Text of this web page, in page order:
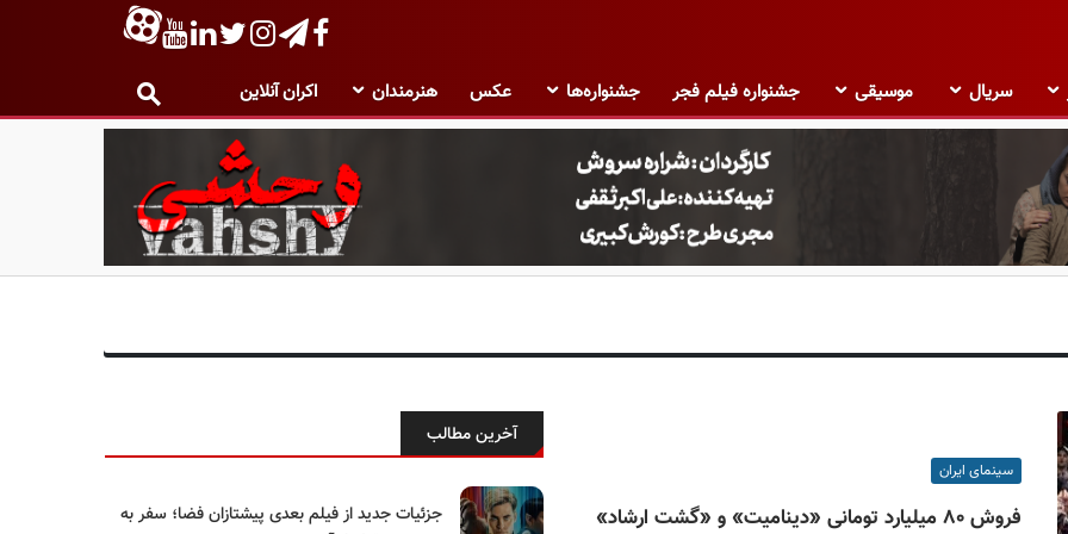
سریال موسیقی جشنواره فیلم فجر جشنواره‌ها عکس هنرمندان اکران آنلاین
سینمای ایران
فروش ۸۰ میلیارد تومانی «دینامیت» و «گشت ارشاد»
آخرین مطالب
جزئیات جدید از فیلم بعدی پیشتازان فضا؛ سفر به